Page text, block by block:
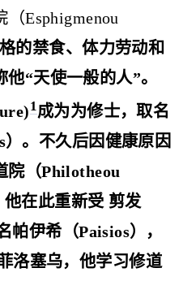
Esphigmenou
的禁食、体力劳动和
“天使一般的人”。
1成为为修士，取名
。不久后因健康原因
院（Philotheou
在此重新受 剪发
帕伊希（Paisios），
洛塞乌，他学习修道